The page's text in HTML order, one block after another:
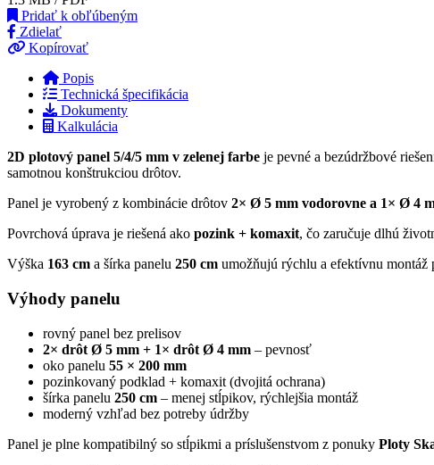
Pridať k obľúbeným
Zdielať
Kopírovať
Popis
Technická špecifikácia
Dokumenty
Kalkulácia
2D plotový panel 5/4/5 mm v zelenej farbe je pevné a bezúdržbové
samotnou konštrukciou drôtov.
Panel je vyrobený z kombinácie drôtov 2× Ø 5 mm vodorovne a 1× Ø 4
Povrchová úprava je riešená ako pozink + komaxit, čo zaručuje dlhú
Výška 163 cm a šírka panelu 250 cm umožňujú rýchlu a efektívnu montáž
Výhody panelu
rovný panel bez prelisov
2× drôt Ø 5 mm + 1× drôt Ø 4 mm – pevnosť
oko panelu 55 × 200 mm
pozinkovaný podklad + komaxit (dvojitá ochrana)
šírka panelu 250 cm – menej stĺpikov, rýchlejšia montáž
moderný vzhľad bez potreby údržby
Panel je plne kompatibilný so stĺpikmi a príslušenstvom z ponuky Ploty